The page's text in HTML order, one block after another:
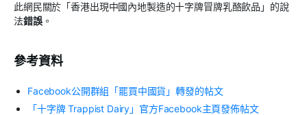
此網民關於「香港出現中國內地製造的十字牌冒牌乳酪飲品」的說
法錯誤。
參考資料
Facebook公開群組「罷買中國貨」轉發的帖文
「十字牌 Trappist Dairy」官方Facebook主頁發佈帖文